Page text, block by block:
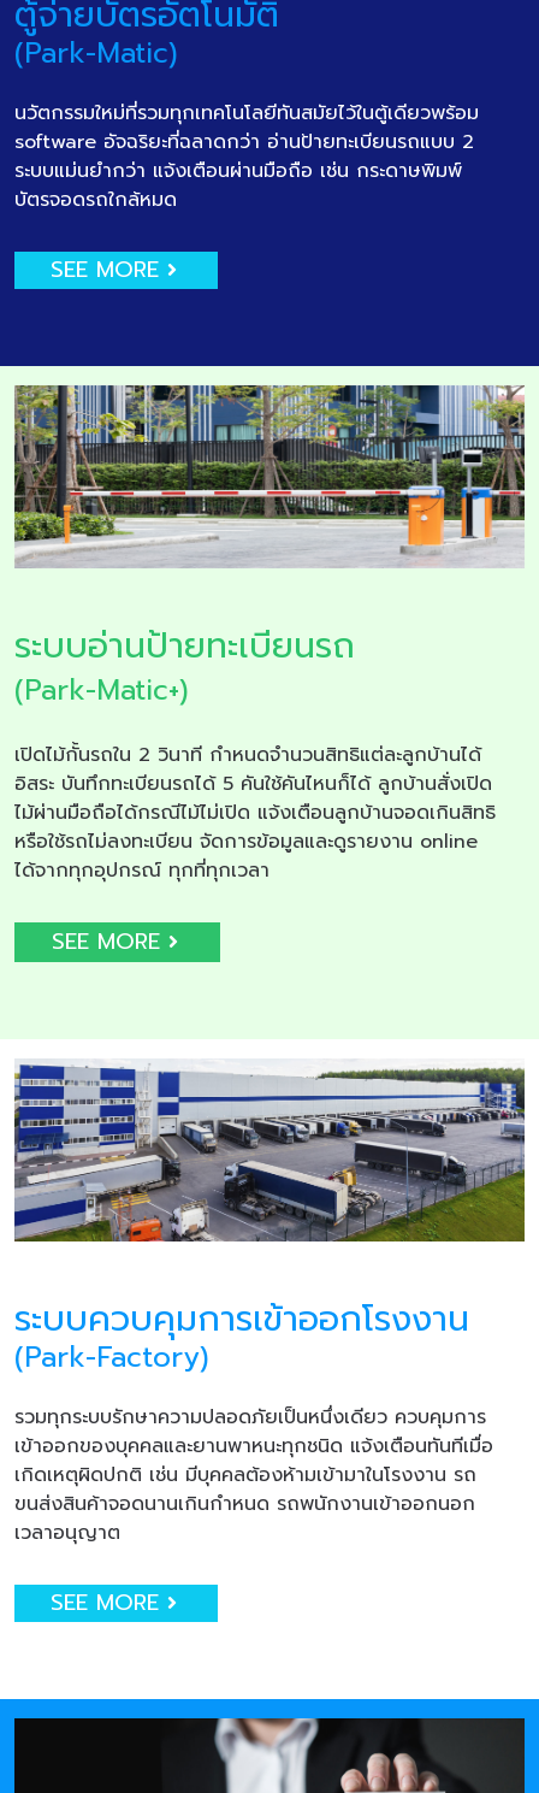
ตู้จ่ายบัตรอัตโนมัติ
(Park-Matic)
นวัตกรรมใหม่ที่รวมทุกเทคโนโลยีทันสมัยไว้ในตู้เดียวพร้อม
software อัจฉริยะที่ฉลาดกว่า อ่านป้ายทะเบียนรถแบบ 2
ระบบแม่นยำกว่า แจ้งเตือนผ่านมือถือ เช่น กระดาษพิมพ์
บัตรจอดรถใกล้หมด
SEE MORE
ระบบอ่านป้ายทะเบียนรถ
(Park-Matic+)
เปิดไม้กั้นรถใน 2 วินาที กำหนดจำนวนสิทธิแต่ละลูกบ้านได้
อิสระ บันทึกทะเบียนรถได้ 5 คันใช้คันไหนก็ได้ ลูกบ้านสั่งเปิด
ไม้ผ่านมือถือได้กรณีไม้ไม่เปิด แจ้งเตือนลูกบ้านจอดเกินสิทธิ
หรือใช้รถไม่ลงทะเบียน จัดการข้อมูลและดูรายงาน online
ได้จากทุกอุปกรณ์ ทุกที่ทุกเวลา
SEE MORE
ระบบควบคุมการเข้าออกโรงงาน
(Park-Factory)
รวมทุกระบบรักษาความปลอดภัยเป็นหนึ่งเดียว ควบคุมการ
เข้าออกของบุคคลและยานพาหนะทุกชนิด แจ้งเตือนทันทีเมื่อ
เกิดเหตุผิดปกติ เช่น มีบุคคลต้องห้ามเข้ามาในโรงงาน รถ
ขนส่งสินค้าจอดนานเกินกำหนด รถพนักงานเข้าออกนอก
เวลาอนุญาต
SEE MORE